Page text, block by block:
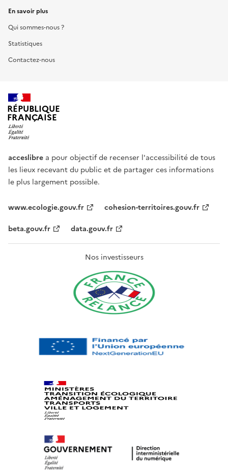
En savoir plus
Qui sommes-nous ?
Statistiques
Contactez-nous
RÉPUBLIQUE
FRANÇAISE
acceslibre a pour objectif de recenser l'accessibilité de tous
les lieux recevant du public et de partager ces informations
le plus largement possible.
www.ecologie.gouv.fr
cohesion-territoires.gouv.fr
beta.gouv.fr
data.gouv.fr
Nos investisseurs